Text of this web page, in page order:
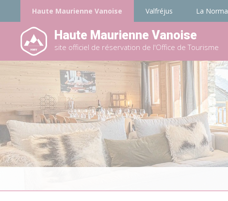
Haute Maurienne Vanoise Valfréjus La Norma
Haute Maurienne Vanoise
site officiel de réservation de l'Office de Tourisme